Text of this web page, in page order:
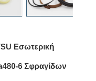
Εσωτερική
6 Σφραγίδων